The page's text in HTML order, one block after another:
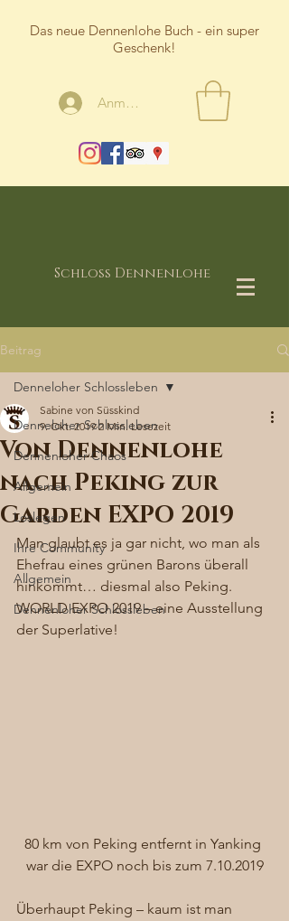
Das neue Dennenlohe Buch - ein super
Geschenk!
Anmelden
Schloss Dennenlohe
Beitrag
Denneloher Schlossleben
Dennenloher Chaos
Allgemein
Loslegen
Ihre Community
Allgemein
Dennenloher Schlossleben
Denneloher Schlossleben
Von Dennenlohe
nach Peking zur
Garden EXPO 2019
Sabine von Süsskind
9. Okt. 2019 2 Min. Lesezeit
Man glaubt es ja gar nicht, wo man als
Ehefrau eines grünen Barons überall
hinkommt… diesmal also Peking.
WORLD EXPO 2019 – eine Ausstellung
der Superlative!
80 km von Peking entfernt in Yanking
war die EXPO noch bis zum 7.10.2019
Überhaupt Peking – kaum ist man